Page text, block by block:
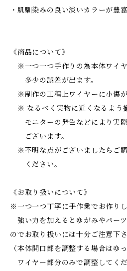
・肌馴染みの良い淡いカラーが豊富
《商品について》
※一つ一つ手作りの為本体ワイ
多少の誤差が出ます。
※制作の工程上ワイヤーに小傷が
※ なるべく実物に近くなるよう
モニターの発色などにより実際
ございます。
※不明な点がございましたらご
ください。
《お取り扱いについて》
※一つ一つ丁寧に手作業でお作りし
強い力を加えるとゆがみやパー
のでお取り扱いには十分ご注意下さ
（本体開口部を調整する場合はゆ
ワイヤー部分のみで調整してくだ